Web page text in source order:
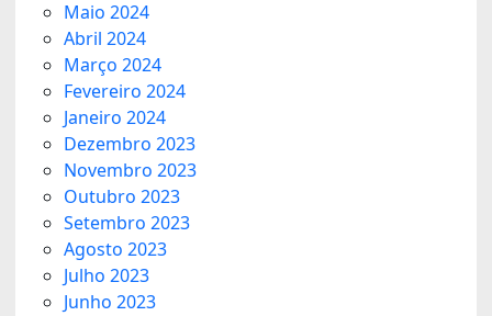
Maio 2024
Abril 2024
Março 2024
Fevereiro 2024
Janeiro 2024
Dezembro 2023
Novembro 2023
Outubro 2023
Setembro 2023
Agosto 2023
Julho 2023
Junho 2023